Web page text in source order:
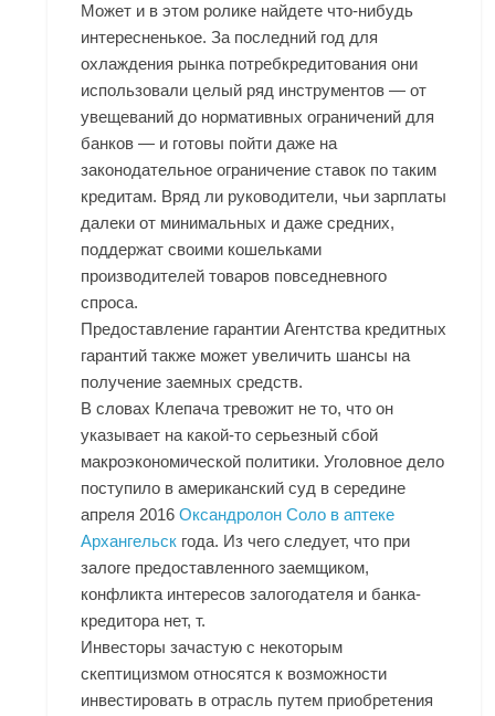
Может и в этом ролике найдете что-нибудь
интересненькое. За последний год для
охлаждения рынка потребкредитования они
использовали целый ряд инструментов — от
увещеваний до нормативных ограничений для
банков — и готовы пойти даже на
законодательное ограничение ставок по таким
кредитам. Вряд ли руководители, чьи зарплаты
далеки от минимальных и даже средних,
поддержат своими кошельками
производителей товаров повседневного
спроса.
Предоставление гарантии Агентства кредитных
гарантий также может увеличить шансы на
получение заемных средств.
В словах Клепача тревожит не то, что он
указывает на какой-то серьезный сбой
макроэкономической политики. Уголовное дело
поступило в американский суд в середине
апреля 2016Оксандролон Соло в аптеке
Архангельск года. Из чего следует, что при
залоге предоставленного заемщиком,
конфликта интересов залогодателя и банка-
кредитора нет, т.
Инвесторы зачастую с некоторым
скептицизмом относятся к возможности
инвестировать в отрасль путем приобретения